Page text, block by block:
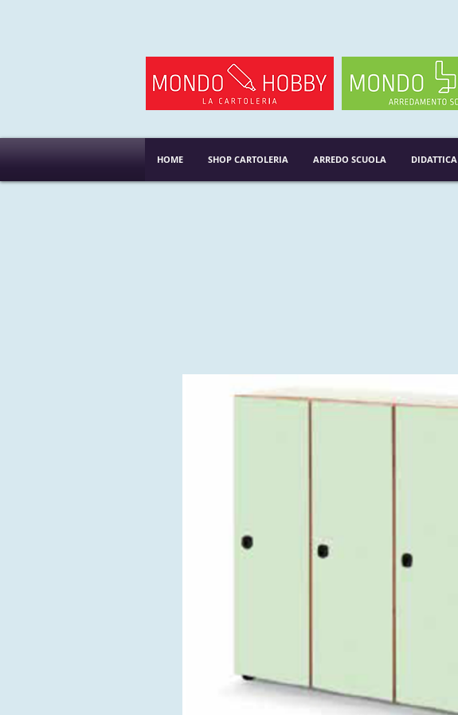
HOME SHOP CARTOLERIA ARREDO SCUOLA DIDATTICA